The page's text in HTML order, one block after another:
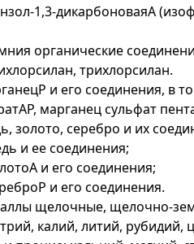
1,3-дикарбоноваяА
органические
трихлорсилан.
и его соединения, в
марганец сульфат
золото, серебро и их
и ее соединения;
и его соединения;
и его соединения.
щелочные, щелочно-
калий, литий,